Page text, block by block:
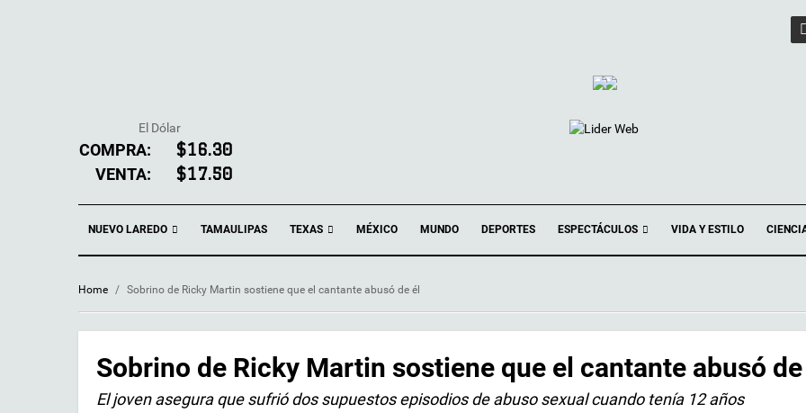
El Dólar
COMPRA: $16.30
VENTA: $17.50
NUEVO LAREDO TAMAULIPAS TEXAS MÉXICO MUNDO DEPORTES ESPECTÁCULOS VIDA Y ESTILO
Home / Sobrino de Ricky Martin sostiene que el cantante abusó de él
Sobrino de Ricky Martin sostiene que el cantante abusó de
El joven asegura que sufrió dos supuestos episodios de abuso sexual cuando tenía 12 años